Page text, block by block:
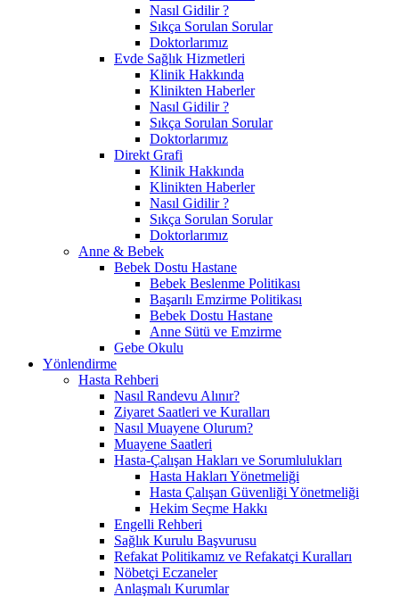
Nasıl Gidilir ?
Sıkça Sorulan Sorular
Doktorlarımız
Evde Sağlık Hizmetleri
Klinik Hakkında
Klinikten Haberler
Nasıl Gidilir ?
Sıkça Sorulan Sorular
Doktorlarımız
Direkt Grafi
Klinik Hakkında
Klinikten Haberler
Nasıl Gidilir ?
Sıkça Sorulan Sorular
Doktorlarımız
Anne & Bebek
Bebek Dostu Hastane
Bebek Beslenme Politikası
Başarılı Emzirme Politikası
Bebek Dostu Hastane
Anne Sütü ve Emzirme
Gebe Okulu
Yönlendirme
Hasta Rehberi
Nasıl Randevu Alınır?
Ziyaret Saatleri ve Kuralları
Nasıl Muayene Olurum?
Muayene Saatleri
Hasta-Çalışan Hakları ve Sorumlulukları
Hasta Hakları Yönetmeliği
Hasta Çalışan Güvenliği Yönetmeliği
Hekim Seçme Hakkı
Engelli Rehberi
Sağlık Kurulu Başvurusu
Refakat Politikamız ve Refakatçi Kuralları
Nöbetçi Eczaneler
Anlaşmalı Kurumlar